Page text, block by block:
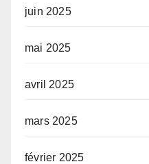
juin 2025
mai 2025
avril 2025
mars 2025
février 2025